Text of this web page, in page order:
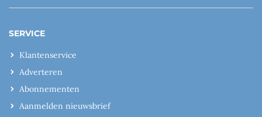
SERVICE
Klantenservice
Adverteren
Abonnementen
Aanmelden nieuwsbrief